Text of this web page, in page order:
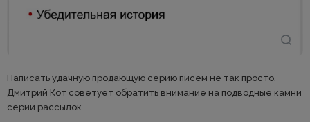
Написать удачную продающую серию писем не так просто.
Дмитрий Кот советует обратить внимание на подводные камни
серии рассылок.